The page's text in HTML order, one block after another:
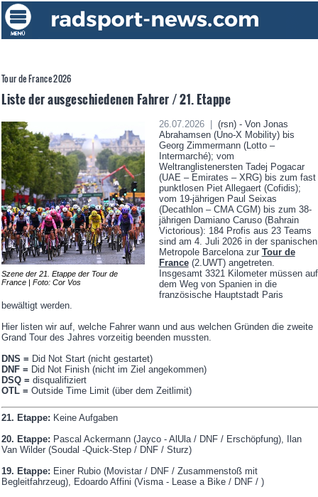
Tour de France 2026
Liste der ausgeschiedenen Fahrer / 21. Etappe
Szene der 21. Etappe der Tour de
France | Foto: Cor Vos
26.07.2026 |
(rsn) - Von Jonas
Abrahamsen (Uno-X Mobility) bis
Georg Zimmermann (Lotto –
Intermarché); vom
Weltranglistenersten Tadej Pogacar
(UAE – Emirates – XRG) bis zum fast
punktlosen Piet Allegaert (Cofidis);
vom 19-jährigen Paul Seixas
(Decathlon – CMA CGM) bis zum 38-
jährigen Damiano Caruso (Bahrain
Victorious): 184 Profis aus 23 Teams
sind am 4. Juli 2026 in der spanischen
Metropole Barcelona zur Tour de
France(2.UWT) angetreten.
Insgesamt 3321 Kilometer müssen auf
dem Weg von Spanien in die
französische Hauptstadt Paris
bewältigt werden.
Hier listen wir auf, welche Fahrer wann und aus welchen Gründen die zweite
Grand Tour des Jahres vorzeitig beenden mussten.
DNS = Did Not Start (nicht gestartet)
DNF = Did Not Finish (nicht im Ziel angekommen)
DSQ = disqualifiziert
OTL = Outside Time Limit (über dem Zeitlimit)
21. Etappe: Keine Aufgaben
20. Etappe: Pascal Ackermann (Jayco - AlUla / DNF / Erschöpfung), Ilan
Van Wilder (Soudal -Quick-Step / DNF / Sturz)
19. Etappe: Einer Rubio (Movistar / DNF / Zusammenstoß mit
Begleitfahrzeug), Edoardo Affini (Visma - Lease a Bike / DNF / )